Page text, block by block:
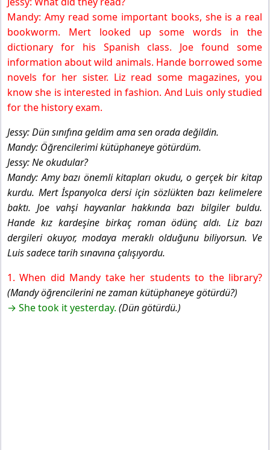
Mandy: Amy read some important books, she is a real
bookworm. Mert looked up some words in the
dictionary for his Spanish class. Joe found some
information about wild animals. Hande borrowed some
novels for her sister. Liz read some magazines, you
know she is interested in fashion. And Luis only studied
for the history exam.
Jessy: Dün sınıfına geldim ama sen orada değildin.
Mandy: Öğrencilerimi kütüphaneye götürdüm.
Jessy: Ne okudular?
Mandy: Amy bazı önemli kitapları okudu, o gerçek bir kitap
kurdu. Mert İspanyolca dersi için sözlükten bazı kelimelere
baktı. Joe vahşi hayvanlar hakkında bazı bilgiler buldu.
Hande kız kardeşine birkaç roman ödünç aldı. Liz bazı
dergileri okuyor, modaya meraklı olduğunu biliyorsun. Ve
Luis sadece tarih sınavına çalışıyordu.
1. When did Mandy take her students to the library?
(Mandy öğrencilerini ne zaman kütüphaneye götürdü?)
→ She took it yesterday. (Dün götürdü.)